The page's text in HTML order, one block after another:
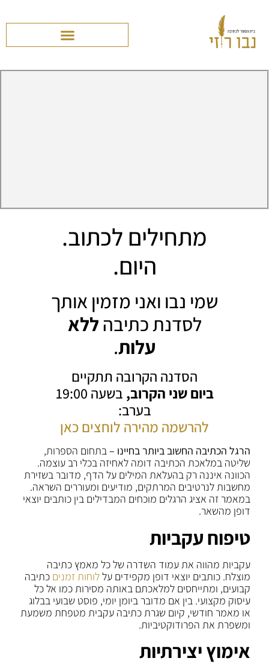
מתחילים לכתוב.
היום.
שמי נבו ואני מזמין אותך
לסדנת כתיבהללא
עלות.
הסדנה הקרובה תתקיים
ביום שני הקרוב,
בשעה 19:00
בערב:
להרשמה מהירה לוחצים כאן
הרגל הכתיבה החשוב ביותר בחיינו –בתחום הספרות,
שליטה במלאכת הכתיבה דומה לאחיזה בכלי רב עוצמה.
הכוונה איננה רק בהעלאת המילים על הדף, מדובר בשזירת
מחשבות לנרטיבים המרתקים, מודיעים ומעוררים השראה.
במאמר זה אציג הרגלים מוכחים המבדילים בין כותבים יוצאי
דופן מהשאר.
טיפוח עקביות
עקביות מהווה את עמוד השדרה של כל מאמץ כתיבה
מוצלח. כותבים יוצאי דופן מקפידים עללוחות זמנים כתיבה
קבועים, ומתייחסים למלאכתם באותה מסירות כמו אל כל
עיסוק מקצועי. בין אם מדובר ביומן יומי, פוסט שבועי בבלוג
או מאמר חודשי, קיום שגרת כתיבה עקבית מטפחת משמעת
ומשפרת את הפרודוקטיביות.
אימוץ יצירתיות